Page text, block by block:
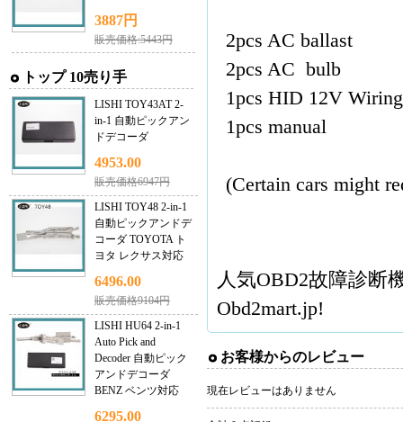
3887円
販売価格:5443円
トップ 10売り手
LISHI TOY43AT 2-
in-1 自動ピックアン
ドデコーダ
4953.00
販売価格6947円
LISHI TOY48 2-in-1
自動ピックアンドデ
コーダ TOYOTA ト
ヨタ レクサス対応
6496.00
販売価格9104円
LISHI HU64 2-in-1
Auto Pick and
Decoder 自動ピック
アンドデコーダ
BENZ ベンツ対応
6295.00
2pcs AC ballast
2pcs AC bulb
1pcs HID 12V
1pcs manual
(Certain cars might
人気OBD2故障診断
Obd2mart.jp!
お客様からのレビュー
現在レビューはありません